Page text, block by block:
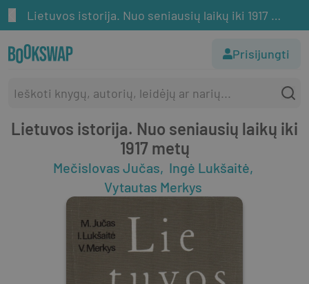
Lietuvos istorija. Nuo seniausių laikų iki 1917 metų
Prisijungti
Lietuvos istorija. Nuo seniausių laikų iki
1917 metų
Mečislovas Jučas
Ingė Lukšaitė
Vytautas Merkys